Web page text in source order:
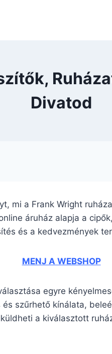
Divatod
mi a Frank Wright
áruház alapja a
és a kedvezmények
MENJ A WEBSHOP
egyre
és szűrhető kínálata,
a kiválasztott